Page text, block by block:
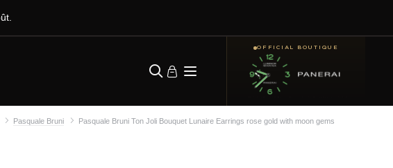
OFFICIAL BOUTIQUE
Pasquale Bruni Pasquale Bruni Ton Joli Bouquet Lunaire Earrings rose gold with moon gems